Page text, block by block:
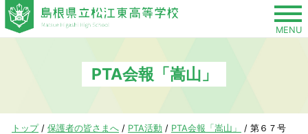
このページの本文へ
MENU
PTA会報「嵩山」
現
トップ/ 保護者の皆さまへ / PTA活動 / PTA会報「嵩山」 / 第６７号